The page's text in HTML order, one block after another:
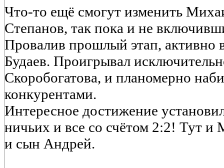
Что-то ещё смогут изменить
Степанов, так пока и не
Провалив прошлый этап, активно
Будаев. Проигрывал
Скоробогатова, и планомерно
конкурентами.
Интересное достижение
ничьих и все со счётом 2:2! Тут и
и сын Андрей.